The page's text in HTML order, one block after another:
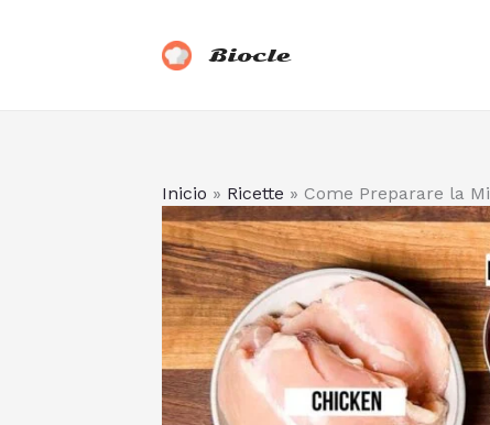
Biocle
Inicio » Ricette » Come Preparare la